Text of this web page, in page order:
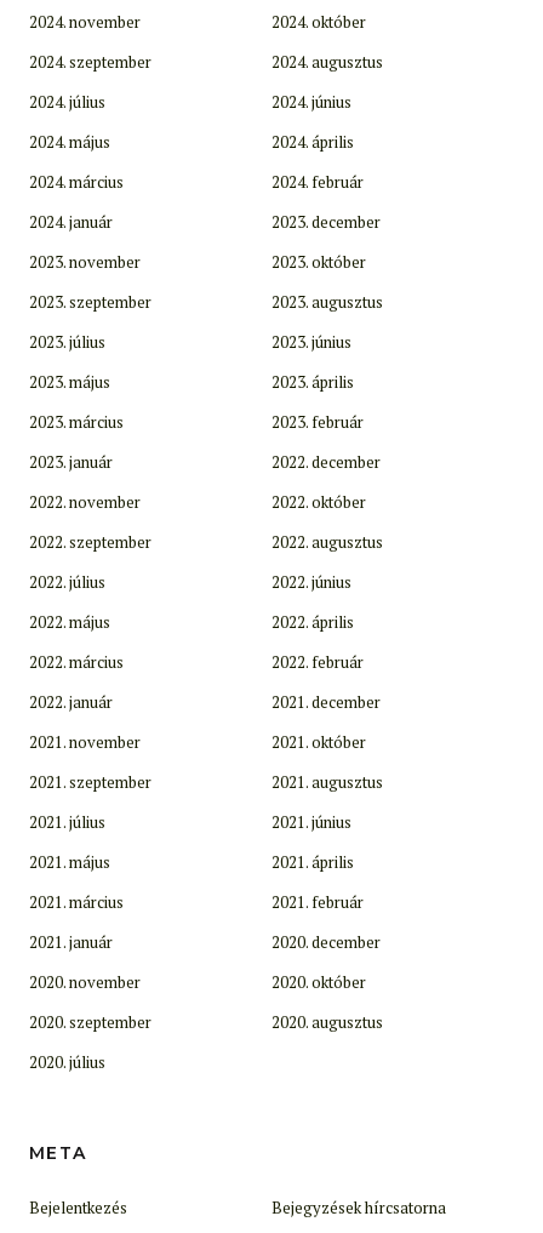
2024. november
2024. október
2024. szeptember
2024. augusztus
2024. július
2024. június
2024. május
2024. április
2024. március
2024. február
2024. január
2023. december
2023. november
2023. október
2023. szeptember
2023. augusztus
2023. július
2023. június
2023. május
2023. április
2023. március
2023. február
2023. január
2022. december
2022. november
2022. október
2022. szeptember
2022. augusztus
2022. július
2022. június
2022. május
2022. április
2022. március
2022. február
2022. január
2021. december
2021. november
2021. október
2021. szeptember
2021. augusztus
2021. július
2021. június
2021. május
2021. április
2021. március
2021. február
2021. január
2020. december
2020. november
2020. október
2020. szeptember
2020. augusztus
2020. július
META
Bejelentkezés Bejegyzések hírcsatorna